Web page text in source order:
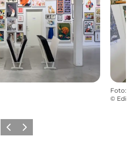
Foto:
©
ZurückWeiter